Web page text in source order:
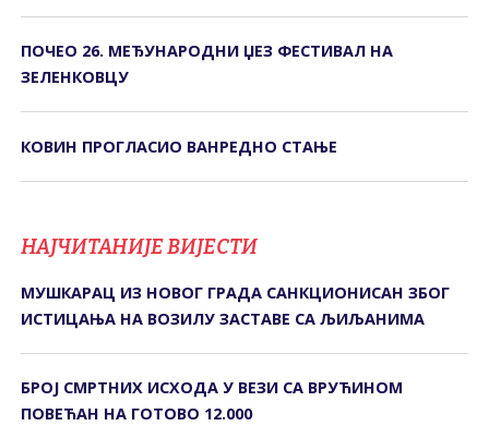
ПОЧЕО 26. МЕЂУНАРОДНИ ЏЕЗ ФЕСТИВАЛ НА
ЗЕЛЕНКОВЦУ
КОВИН ПРОГЛАСИО ВАНРЕДНО СТАЊЕ
НАЈЧИТАНИЈЕ ВИЈЕСТИ
МУШКАРАЦ ИЗ НОВОГ ГРАДА САНКЦИОНИСАН ЗБОГ
ИСТИЦАЊА НА ВОЗИЛУ ЗАСТАВЕ СА ЉИЉАНИМА
БРОЈ СМРТНИХ ИСХОДА У ВЕЗИ СА ВРУЋИНОМ
ПОВЕЋАН НА ГОТОВО 12.000